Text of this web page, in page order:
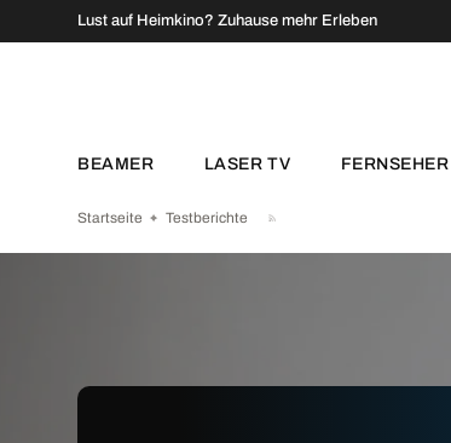
Zum Inhalt springen
Zum Menü springen
Fußzeile springen
Barrierefreiheits-Widget öffnen
DIREKT ZUM INHALT
Lust auf Heimkino? Zuhause mehr Erleben
BEAMER LASER TV FERNSEHER
Startseite Testberichte